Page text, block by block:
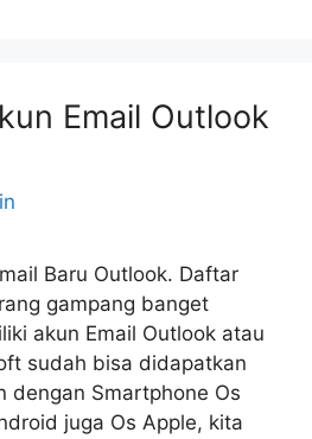
Email Outlook
Baru Outlook. Daftar
gampang banget
akun Email Outlook atau
sudah bisa didapatkan
dengan Smartphone Os
juga Os Apple, kita